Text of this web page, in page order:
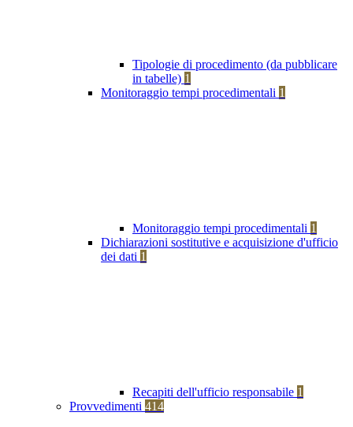
Tipologie di procedimento (da pubblicare
in tabelle) 1
Monitoraggio tempi procedimentali 1
Monitoraggio tempi procedimentali 1
Dichiarazioni sostitutive e acquisizione d'ufficio
dei dati 1
Recapiti dell'ufficio responsabile 1
Provvedimenti 414